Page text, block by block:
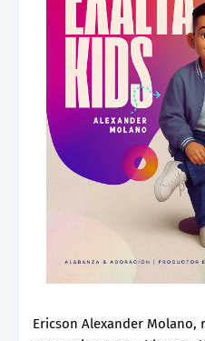
Ericson Alexander